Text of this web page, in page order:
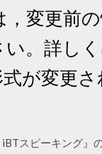
変更前
。詳し
が変更
スピーキング